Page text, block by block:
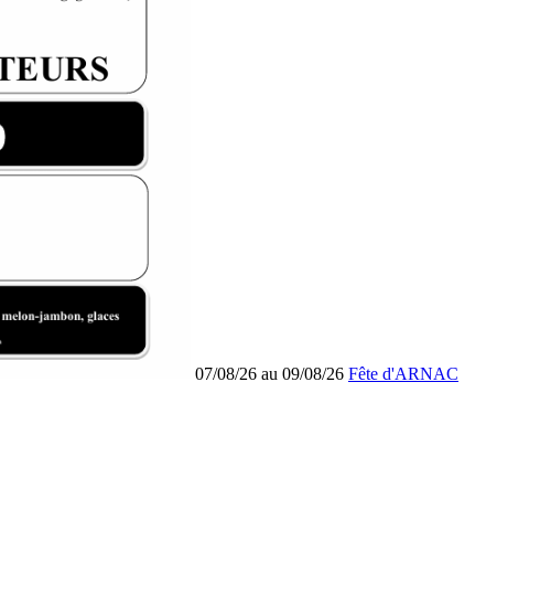
07/08/26 au 09/08/26 Fête d'ARNAC